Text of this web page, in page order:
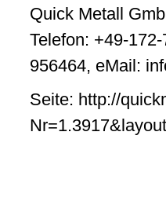
Quick Metall
Telefon: +49-
956464, eMail:
Seite: http://